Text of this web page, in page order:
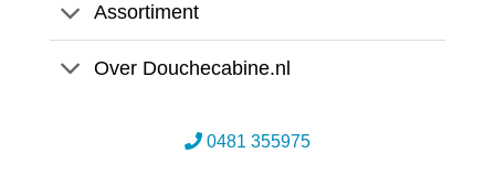
Assortiment
Over Douchecabine.nl
0481 355975